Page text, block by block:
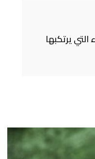
التي يرتكبها